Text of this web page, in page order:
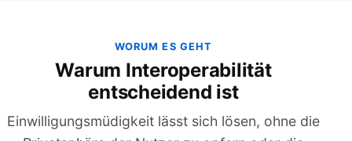
WORUM ES GEHT
Warum Interoperabilität
entscheidend ist
Einwilligungsmüdigkeit lässt sich lösen, ohne die